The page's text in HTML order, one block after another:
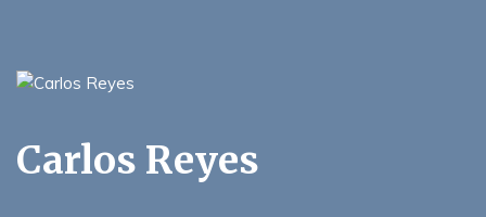
Carlos Reyes